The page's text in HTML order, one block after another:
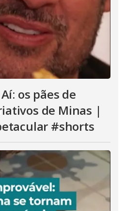
os pães de
de Minas |
#shorts